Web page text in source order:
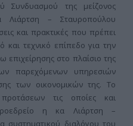
Συνδυασμού της μείζονος
Λιάρτση – Σταυροπούλου
και πρακτικές που πρέπει
και τεχνικό επίπεδο για την
επιχείρησης στο πλαίσιο της
παρεχόμενων υπηρεσιών
των οικονομικών της. Το
τις οποίες και
η κα Λιάρτση –
συστηματικού διαλόγου του